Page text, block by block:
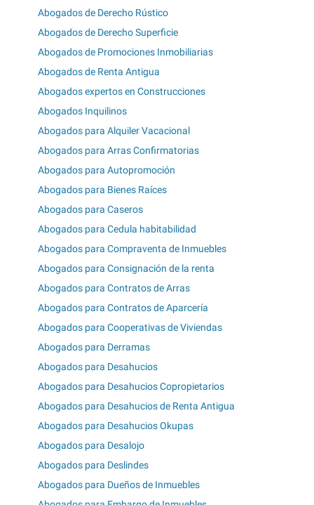
Abogados de Derecho Rústico
Abogados de Derecho Superficie
Abogados de Promociones Inmobiliarias
Abogados de Renta Antigua
Abogados expertos en Construcciones
Abogados Inquilinos
Abogados para Alquiler Vacacional
Abogados para Arras Confirmatorias
Abogados para Autopromoción
Abogados para Bienes Raíces
Abogados para Caseros
Abogados para Cedula habitabilidad
Abogados para Compraventa de Inmuebles
Abogados para Consignación de la renta
Abogados para Contratos de Arras
Abogados para Contratos de Aparcería
Abogados para Cooperativas de Viviendas
Abogados para Derramas
Abogados para Desahucios
Abogados para Desahucios Copropietarios
Abogados para Desahucios de Renta Antigua
Abogados para Desahucios Okupas
Abogados para Desalojo
Abogados para Deslindes
Abogados para Dueños de Inmuebles